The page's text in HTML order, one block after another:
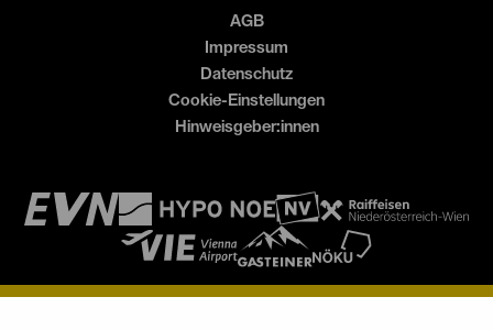
AGB
Impressum
Datenschutz
Cookie-Einstellungen
Hinweisgeber:innen